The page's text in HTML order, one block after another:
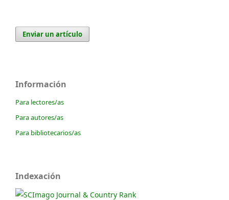
Enviar un artículo
Información
Para lectores/as
Para autores/as
Para bibliotecarios/as
Indexación